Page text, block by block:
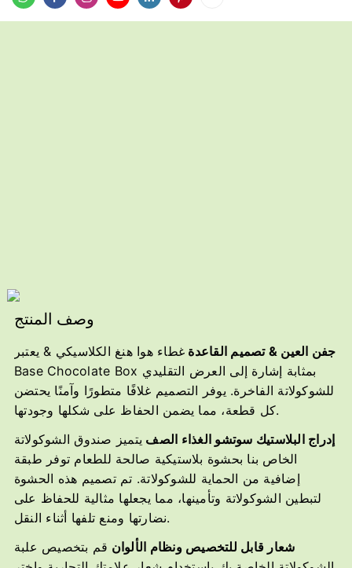
وصف المنتج
جفن العين & تصميم القاعدة غطاء هوا هنغ الكلاسيكي & يعتبر
Base Chocolate Box بمثابة إشارة إلى العرض التقليدي
للشوكولاتة الفاخرة. يوفر التصميم غلافًا متطورًا وآمنًا يحتضن
كل قطعة، مما يضمن الحفاظ على شكلها وجودتها.
إدراج البلاستيك سوتشو الغذاء الصف يتميز صندوق الشوكولاتة
الخاص بنا بحشوة بلاستيكية صالحة للطعام توفر طبقة
إضافية من الحماية للشوكولاتة. تم تصميم هذه الحشوة
لتبطين الشوكولاتة وتأمينها، مما يجعلها مثالية للحفاظ على
نضارتها ومنع تلفها أثناء النقل.
شعار قابل للتخصيص ونظام الألوان قم بتخصيص علبة